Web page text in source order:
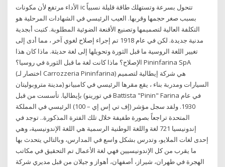
الأداء مرتفع لأن مكونات ic تتحول بسرعة وتستهلك طاقة قليلة نسبياً
بسبب صغر حجمها وقربها. العيب الرئيسي في الشهادات المرحلية هو
التكلفة العالية لتصميمها وتصنيع الأقنعة الضوئية المطلوبة. كتبت أبجدية
مدنية جديدة. لكن في عام 1918 تم إجراء إصلاح لغوي آخر ، مما أدى إلى
تغيير اللغة الروسية ما قبل الثورة وتحويلها إلى لغة حديثة. ماذا كان هذا
الإصلاح؟ ماذا كانت لغة ما قبل الثورة في روسيا؟ Pininfarina SpA
(اختصار لـ Carrozzeria Pininfarina) هي شركة إيطالية لتصميم
السيارات ومدربة بناء ، يقع مقرها الرئيسي في كامبيانو (مدينة متروبوليتان
في تورينو) بإيطاليا. تأسست من قبل Battista "Pinin" Farina في عام
1930. ولقد سجل مؤشر (إف تي إس إي – 100) الرئيسي في المملكة
المتحدة تراجعاً بصورة طفيفة خلال تلك الفترة المذكورة.. توجد في
إندونيسيا 721 لغة واللغة الوطنية الرسمية هي اللغة الإندونيسية، وهي
إحدى لغات الملايو، وتدرس بشكل واسع في المدارس، وبالتالي يتحدث بها
ما يقرب من كل الإندونيسيين فهي لغة الأعمال تم التحقيق في مكاتب
الهجرة في طهران، شيراز، أصفهان، أهواز و جيلان من قبل مديري شركة